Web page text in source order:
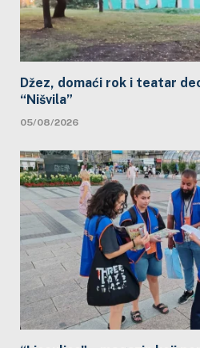
Džez, domaći rok i teatar
“Nišvila”
05/08/2026